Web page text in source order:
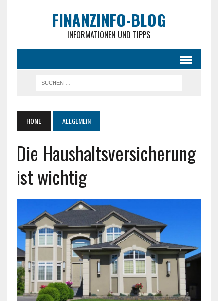
FINANZINFO-BLOG
INFORMATIONEN UND TIPPS
HOME ALLGEMEIN
Die Haushaltsversicherung
ist wichtig